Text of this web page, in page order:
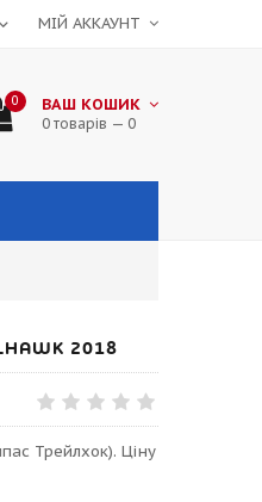
МІЙ АККАУНТ
0 ВАШ КОШИК
0 товарів — 0
2018
Трейлхок). Ціну